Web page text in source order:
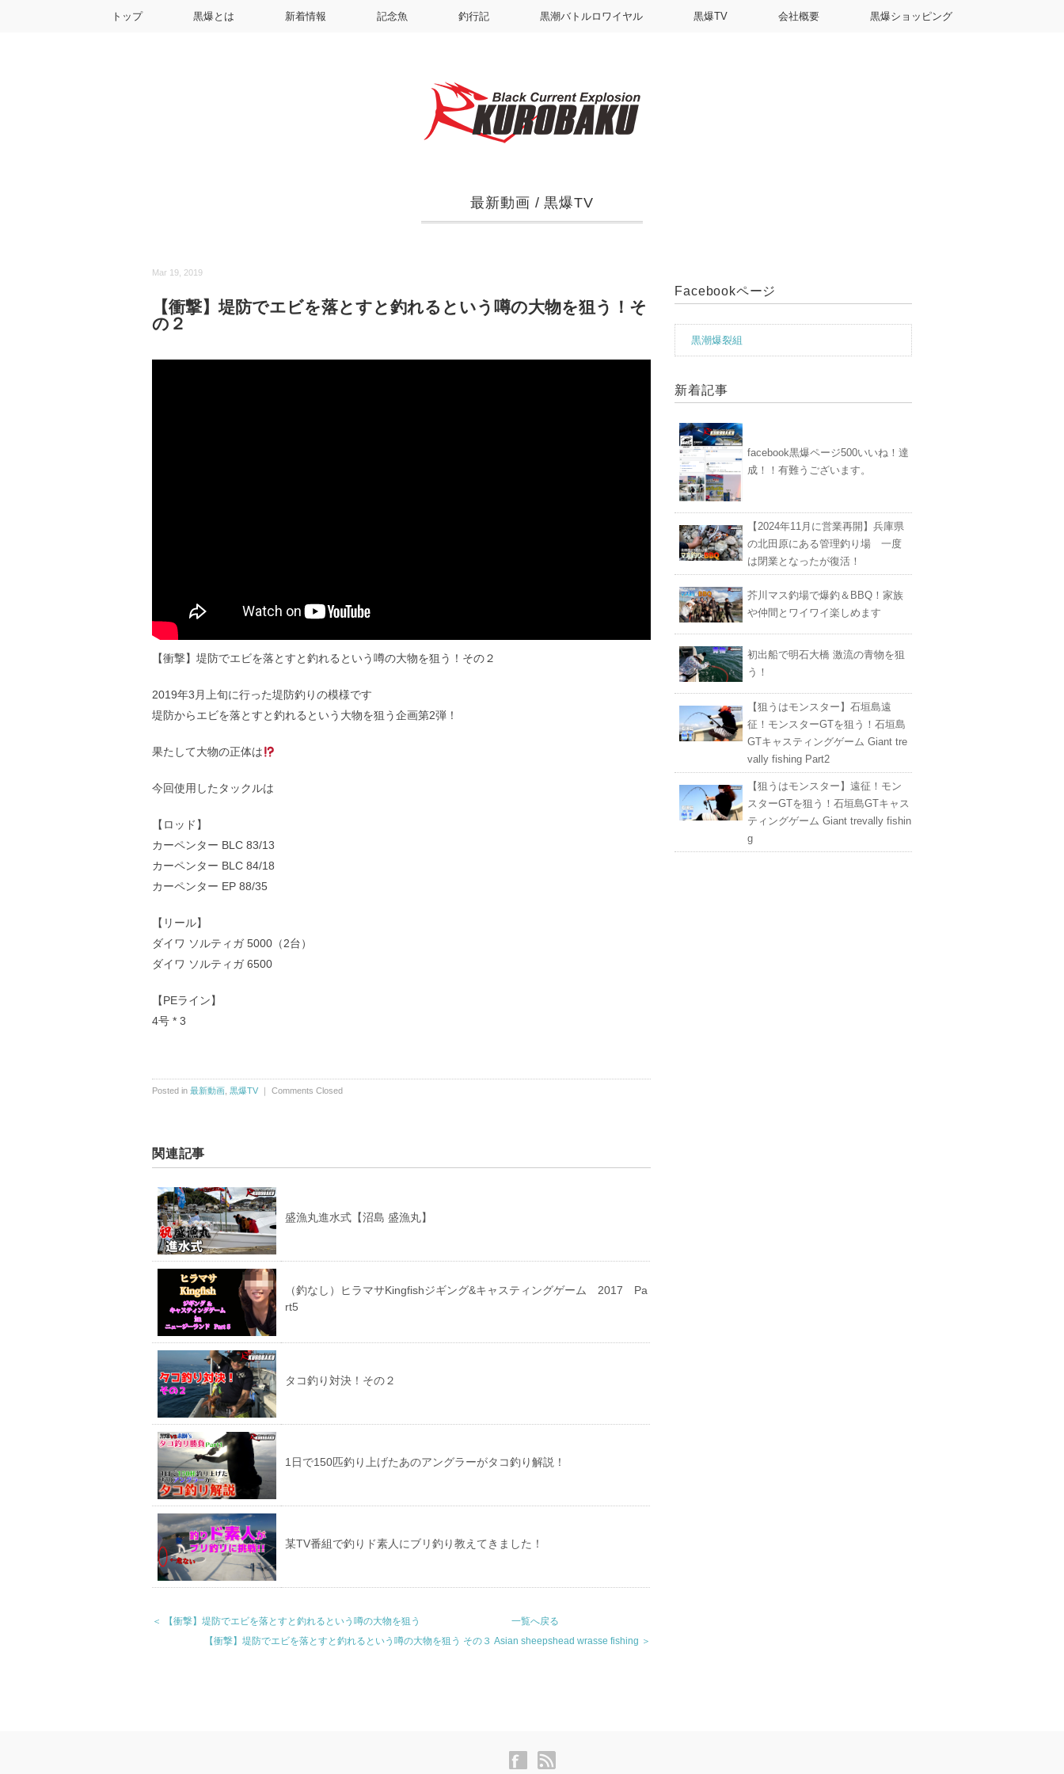
トップ 黒爆とは 新着情報 記念魚 釣行記 黒潮バトルロワイヤル 黒爆TV 会社概要 黒爆ショッピング
最新動画 /黒爆TV
Mar 19, 2019
【衝撃】堤防でエビを落とすと釣れるという噂の大物を狙う！そ
の２
【衝撃】堤防でエビを落とすと釣れるという噂の大物を狙う！その２
2019年3月上旬に行った堤防釣りの模様です
堤防からエビを落とすと釣れるという大物を狙う企画第2弾！
果たして大物の正体は
今回使用したタックルは
【ロッド】
カーペンター BLC 83/13
カーペンター BLC 84/18
カーペンター EP 88/35
【リール】
ダイワ ソルティガ 5000（2台）
ダイワ ソルティガ 6500
【PEライン】
4号 * 3
Posted in 最新動画 黒爆TV Comments Closed
関連記事
盛漁丸進水式【沼島 盛漁丸】
（釣なし）ヒラマサKingfishジギング&キャスティングゲーム 2017 Pa
rt5
タコ釣り対決！その２
1日で150匹釣り上げたあのアングラーがタコ釣り解説！
某TV番組で釣りド素人にブリ釣り教えてきました！
＜ 【衝撃】堤防でエビを落とすと釣れるという噂の大物を狙う
一覧へ戻る
【衝撃】堤防でエビを落とすと釣れるという噂の大物を狙う その３ Asian sheepshead wrasse fishing ＞
Facebookページ
黒潮爆裂組
新着記事
facebook黒爆ページ500いいね！達
成！！有難うございます。
【2024年11月に営業再開】兵庫県
の北田原にある管理釣り場 一度
は閉業となったが復活！
芥川マス釣場で爆釣＆BBQ！家族
や仲間とワイワイ楽しめます
初出船で明石大橋 激流の青物を狙
う！
【狙うはモンスター】石垣島遠
征！モンスターGTを狙う！石垣島
GTキャスティングゲーム Giant tre
vally fishing Part2
【狙うはモンスター】遠征！モン
スターGTを狙う！石垣島GTキャス
ティングゲーム Giant trevally fishin
g